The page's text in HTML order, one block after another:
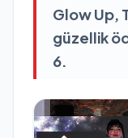
Glow Up,
güzellik
6.